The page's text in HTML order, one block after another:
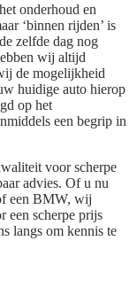
onderhoud en
‘binnen rijden’ is
zelfde dag nog
wij altijd
de mogelijkheid
huidige auto hierop
op het
een begrip in
voor scherpe
advies. Of u nu
een BMW, wij
een scherpe prijs
langs om kennis te